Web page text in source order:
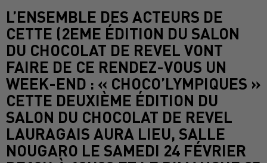
L’ENSEMBLE DES ACTEURS DE
CETTE (2EME ÉDITION DU SALON
DU CHOCOLAT DE REVEL VONT
FAIRE DE CE RENDEZ-VOUS UN
WEEK-END : « CHOCO’LYMPIQUES »
CETTE DEUXIÈME ÉDITION DU
SALON DU CHOCOLAT DE REVEL
LAURAGAIS AURA LIEU, SALLE
NOUGARO LE SAMEDI 24 FÉVRIER